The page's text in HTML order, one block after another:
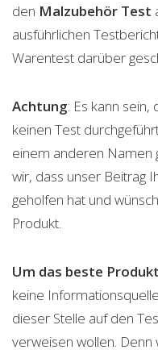
den Malzubehör Test
ausführlichen
Warentest darüber
Achtung: Es kann
keinen Test
einem anderen Namen
wir, dass unser Beitrag
geholfen hat und
Produkt.
Um das beste
keine
dieser Stelle auf den
verweisen wollen. Denn